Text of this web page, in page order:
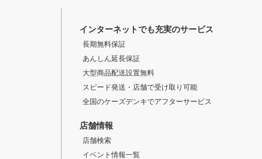
インターネットでも充実のサービス
長期無料保証
あんしん延長保証
大型商品配送設置無料
スピード発送・店舗で受け取り可能
全国のケーズデンキでアフターサービス
店舗情報
店舗検索
イベント情報一覧